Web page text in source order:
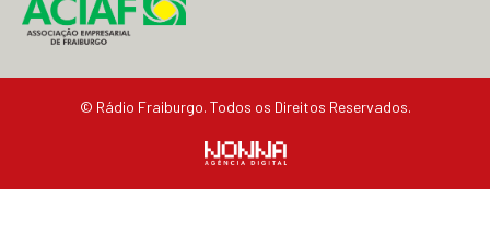
© Rádio Fraiburgo. Todos os Direitos Reservados.